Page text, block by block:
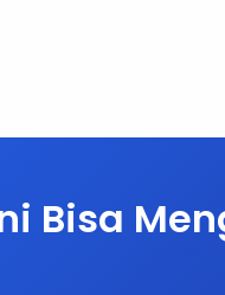
Bisa